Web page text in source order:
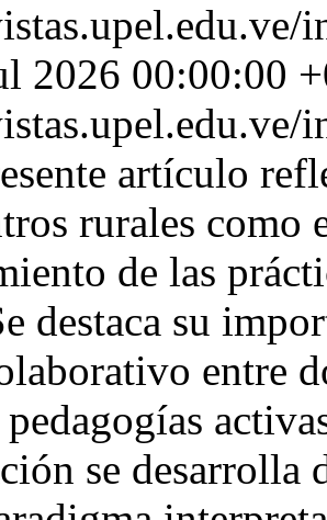
2026 00:00:00
artículo
rurales como
de las
destaca su
entre
se desarrolla